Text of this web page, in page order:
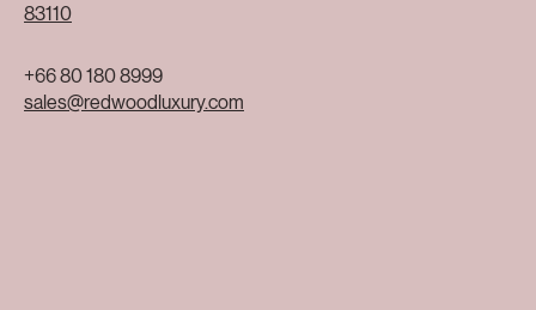
83110
+66 80 180 8999
sales@redwoodluxury.com